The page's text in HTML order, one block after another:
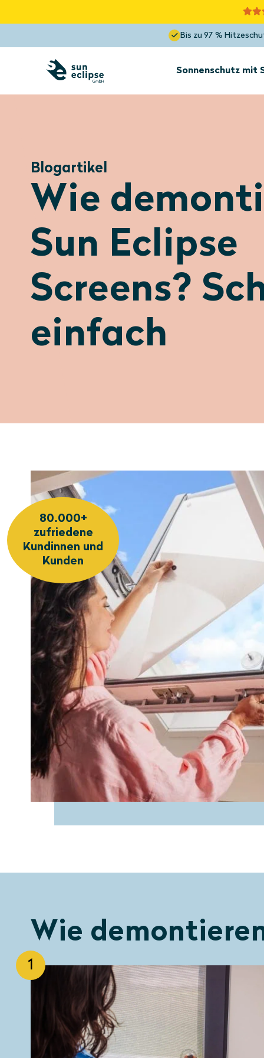
Bis zu 97 %
Sonnenschutz mit
Sonnenschutz
Dachgaube innen und
außen
Optimale Sicht
Blockiert bis zu 85 % der Hitze
Blogartikel
Wie
Sun Eclipse
Screens?
einfach
80.000+
zufriedene
Kundinnen und
Kunden
Wie
1